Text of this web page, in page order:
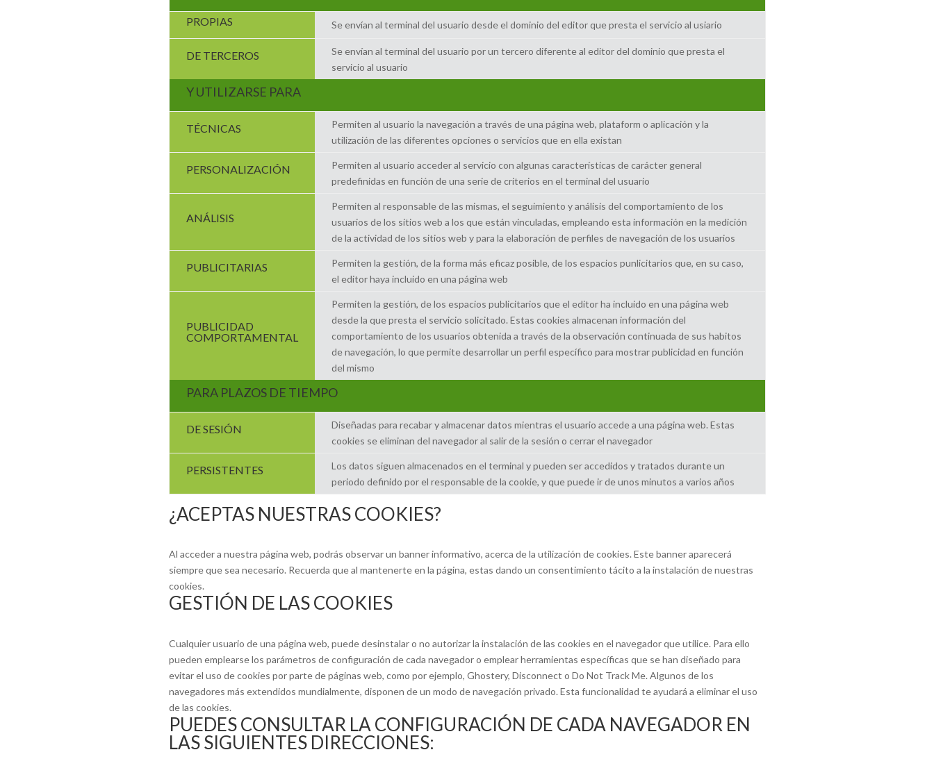
PROPIAS Se envían al terminal del usuario desde el dominio del editor que presta el servicio al usiario
DE TERCEROS
Se envían al terminal del usuario por un tercero diferente al editor del dominio que presta el
servicio al usuario
Y UTILIZARSE PARA
TÉCNICAS
Permiten al usuario la navegación a través de una página web, plataform o aplicación y la
utilización de las diferentes opciones o servicios que en ella existan
PERSONALIZACIÓN
Permiten al usuario acceder al servicio con algunas características de carácter general
predefinidas en función de una serie de criterios en el terminal del usuario
ANÁLISIS
Permiten al responsable de las mismas, el seguimiento y análisis del comportamiento de los
usuarios de los sitios web a los que están vinculadas, empleando esta información en la medición
de la actividad de los sitios web y para la elaboración de perfiles de navegación de los usuarios
PUBLICITARIAS
Permiten la gestión, de la forma más eficaz posible, de los espacios punlicitarios que, en su caso,
el editor haya incluido en una página web
PUBLICIDAD
COMPORTAMENTAL
Permiten la gestión, de los espacios publicitarios que el editor ha incluido en una página web
desde la que presta el servicio solicitado. Estas cookies almacenan información del
comportamiento de los usuarios obtenida a través de la observación continuada de sus habitos
de navegación, lo que permite desarrollar un perfil específico para mostrar publicidad en función
del mismo
PARA PLAZOS DE TIEMPO
DE SESIÓN
Diseñadas para recabar y almacenar datos mientras el usuario accede a una página web. Estas
cookies se eliminan del navegador al salir de la sesión o cerrar el navegador
PERSISTENTES
Los datos siguen almacenados en el terminal y pueden ser accedidos y tratados durante un
periodo definido por el responsable de la cookie, y que puede ir de unos minutos a varios años
¿ACEPTAS NUESTRAS COOKIES?
Al acceder a nuestra página web, podrás observar un banner informativo, acerca de la utilización de cookies. Este banner aparecerá
siempre que sea necesario. Recuerda que al mantenerte en la página, estas dando un consentimiento tácito a la instalación de nuestras
cookies.
GESTIÓN DE LAS COOKIES
Cualquier usuario de una página web, puede desinstalar o no autorizar la instalación de las cookies en el navegador que utilice. Para ello
pueden emplearse los parámetros de configuración de cada navegador o emplear herramientas específicas que se han diseñado para
evitar el uso de cookies por parte de páginas web, como por ejemplo, Ghostery, Disconnect o Do Not Track Me. Algunos de los
navegadores más extendidos mundialmente, disponen de un modo de navegación privado. Esta funcionalidad te ayudará a eliminar el uso
de las cookies.
PUEDES CONSULTAR LA CONFIGURACIÓN DE CADA NAVEGADOR EN
LAS SIGUIENTES DIRECCIONES: